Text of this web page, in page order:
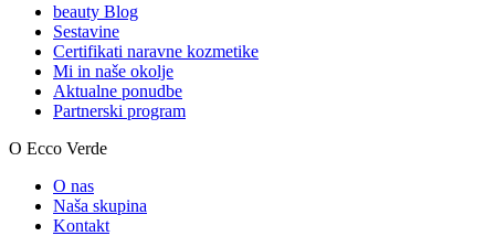
beauty Blog
Sestavine
Certifikati naravne kozmetike
Mi in naše okolje
Aktualne ponudbe
Partnerski program
O Ecco Verde
O nas
Naša skupina
Kontakt